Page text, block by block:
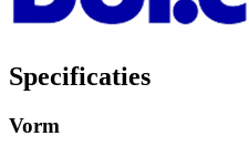
Specificaties
Vorm